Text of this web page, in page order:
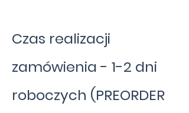
Czas realizacji
zamówienia - 1-2 dni
roboczych (PREORDER